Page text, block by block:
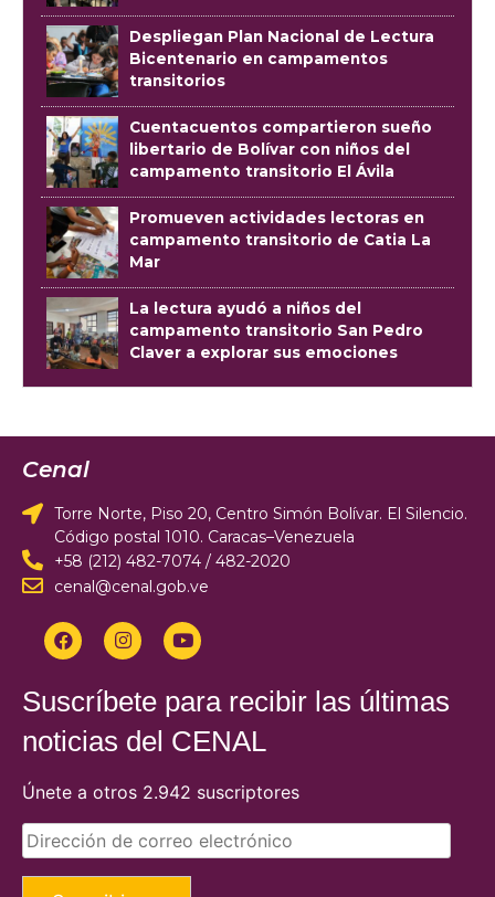
Despliegan Plan Nacional de Lectura
Bicentenario en campamentos
transitorios
Cuentacuentos compartieron sueño
libertario de Bolívar con niños del
campamento transitorio El Ávila
Promueven actividades lectoras en
campamento transitorio de Catia La
Mar
La lectura ayudó a niños del
campamento transitorio San Pedro
Claver a explorar sus emociones
Cenal
Torre Norte, Piso 20, Centro Simón Bolívar. El Silencio.
Código postal 1010. Caracas–Venezuela
+58 (212) 482-7074 / 482-2020
cenal@cenal.gob.ve
Suscríbete para recibir las últimas
noticias del CENAL
Únete a otros 2.942 suscriptores